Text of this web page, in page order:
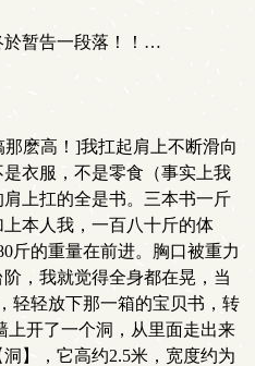
暂告一段落！！…
麽高！]我扛起肩上不断滑向
衣服，不是零食（事实上我
上扛的全是书。三本书一斤
本人我，一百八十斤的体
斤的重量在前进。胸口被重力
，我就觉得全身都在晃，当
轻轻放下那一箱的宝贝书，转
上开了一个洞，从里面走出来
】，它高约2.5米，宽度约为